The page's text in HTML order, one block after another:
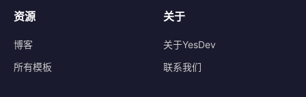
资源
博客
所有模板
关于
关于YesDev
联系我们